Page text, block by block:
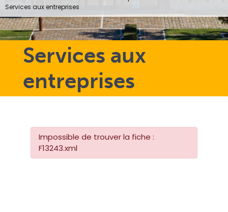
Services aux
entreprises
Services aux entreprises
Impossible de trouver la fiche :
F13243.xml